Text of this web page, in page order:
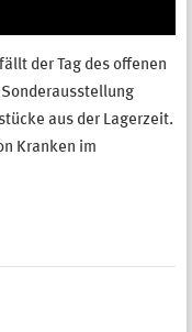
der Tag des offenen
aus der Lagerzeit.
Kranken im